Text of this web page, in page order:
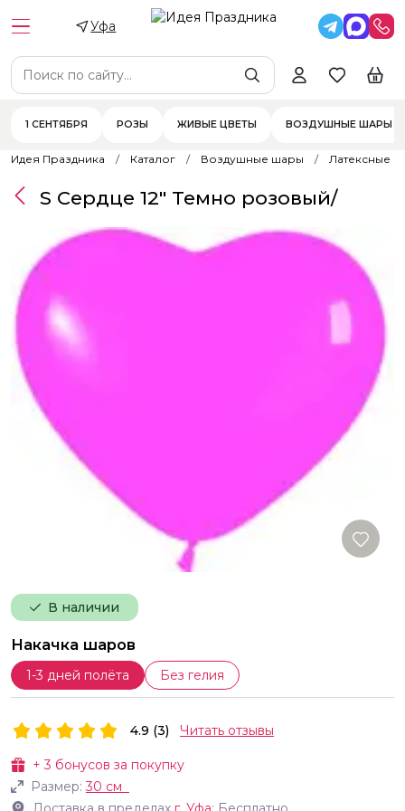
Уфа
1 СЕНТЯБРЯ РОЗЫ ЖИВЫЕ ЦВЕТЫ ВОЗДУШНЫЕ ШАРЫ
Идея Праздника Каталог Воздушные шары Латексные
В наличии
Накачка шаров
1-3 дней полёта Без гелия
S Сердце 12" Темно розовый/
+3 бонусов за покупку
Размер:30 см
4.9 (3) Читать отзывы